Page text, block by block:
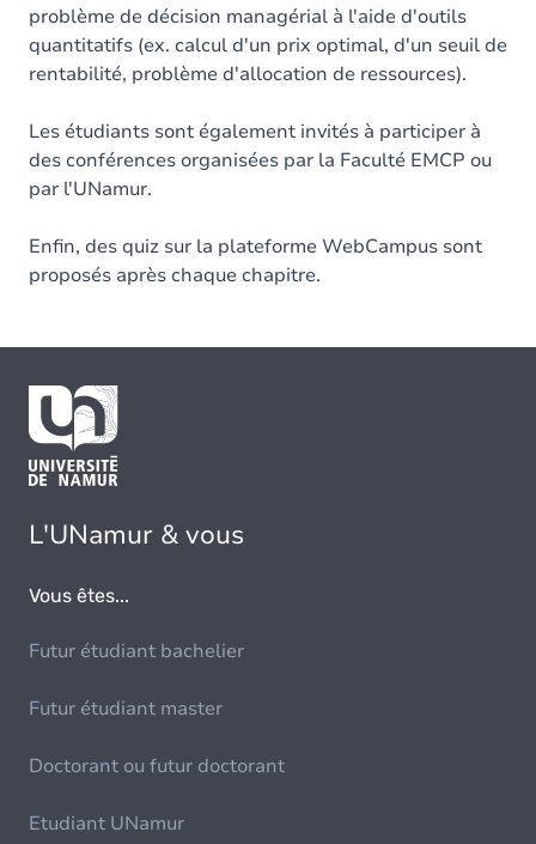
problème de décision managérial à l'aide d'outils
quantitatifs (ex. calcul d'un prix optimal, d'un seuil de
rentabilité, problème d'allocation de ressources).
Les étudiants sont également invités à participer à
des conférences organisées par la Faculté EMCP ou
par l'UNamur.
Enfin, des quiz sur la plateforme WebCampus sont
proposés après chaque chapitre.
L'UNamur & vous
Vous êtes...
Futur étudiant bachelier
Futur étudiant master
Doctorant ou futur doctorant
Etudiant UNamur